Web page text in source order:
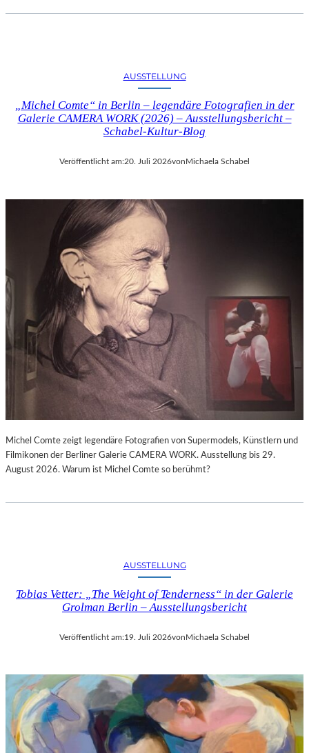
AUSSTELLUNG
„Michel Comte“ in Berlin – legendäre Fotografien in der
Galerie CAMERA WORK (2026) – Ausstellungsbericht –
Schabel-Kultur-Blog
Veröffentlicht am:20. Juli 2026von Michaela Schabel
Michel Comte zeigt legendäre Fotografien von Supermodels, Künstlern und
Filmikonen der Berliner Galerie CAMERA WORK. Ausstellung bis 29.
August 2026. Warum ist Michel Comte so berühmt?
AUSSTELLUNG
Tobias Vetter: „The Weight of Tenderness“ in der Galerie
Grolman Berlin – Ausstellungsbericht
Veröffentlicht am:19. Juli 2026von Michaela Schabel